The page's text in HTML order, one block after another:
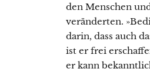
den Menschen
veränderten.
darin, dass auch
ist er frei
er kann